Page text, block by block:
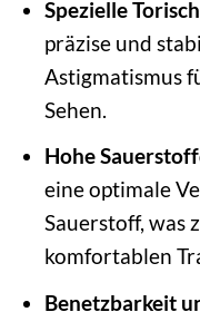
Spezielle
präzise und
Astigmatismus
Sehen.
Hohe
eine optimale
Sauerstoff, was
komfortablen
Benetzbarkeit